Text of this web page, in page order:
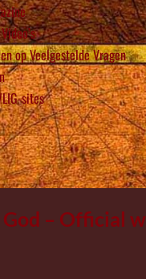
op Veelgestelde Vragen
sites
– Official